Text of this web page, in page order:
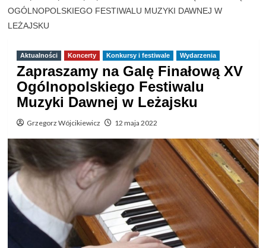
OGÓLNOPOLSKIEGO FESTIWALU MUZYKI DAWNEJ W
LEŻAJSKU
Aktualności Koncerty Konkursy i festiwale Wydarzenia
Zapraszamy na Galę Finałową XV
Ogólnopolskiego Festiwalu
Muzyki Dawnej w Leżajsku
Grzegorz Wójcikiewicz 12 maja 2022